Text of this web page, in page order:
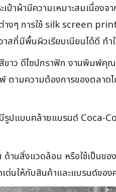
าผ้ามีความเหมาะสมเนื่อง
งๆ การใช้ silk screen
สที่มีพื้นผิวเรียบเนียนได้ดี
าว ดีไซน์กราฟิก งานพิมพ์
ตามความต้องการของตลา
แบบคล้ายแบรนด์ Coca-
านสิ่งแวดล้อม หรือใช้เป็นข
ด่นให้กับสินค้าและแบรนด์ขอ